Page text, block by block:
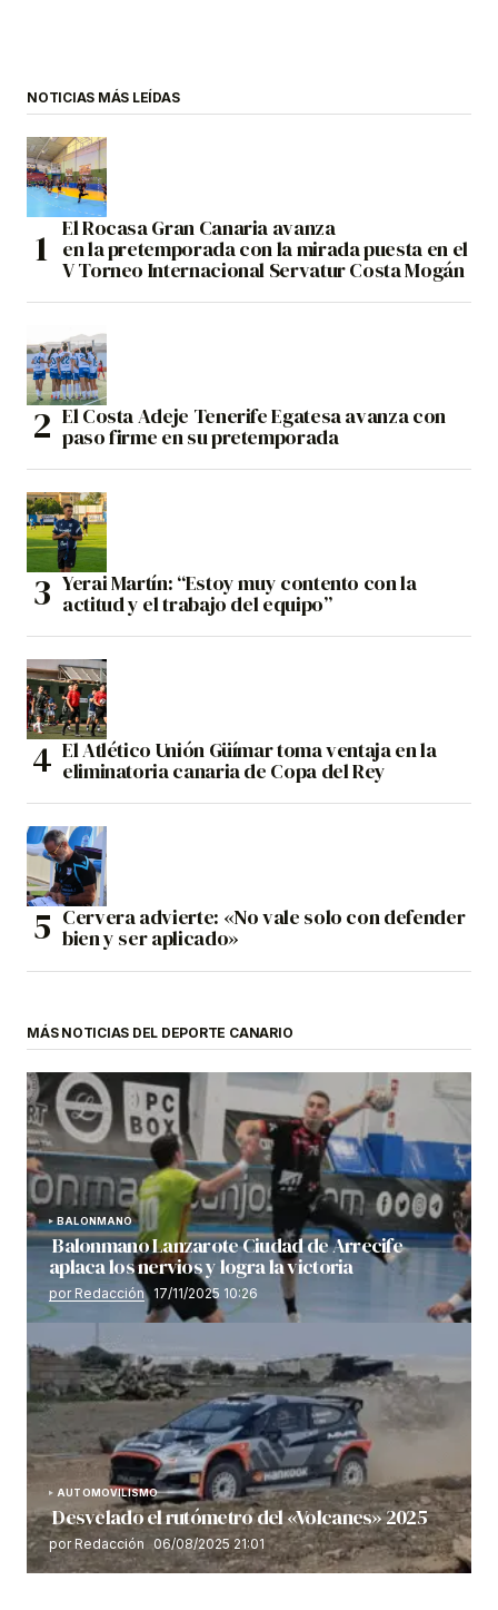
NOTICIAS MÁS LEÍDAS
El Rocasa Gran Canaria avanza
en la pretemporada con la mirada puesta en el
V Torneo Internacional Servatur Costa Mogán
El Costa Adeje Tenerife Egatesa avanza con
paso firme en su pretemporada
Yerai Martín: “Estoy muy contento con la
actitud y el trabajo del equipo”
El Atlético Unión Güímar toma ventaja en la
eliminatoria canaria de Copa del Rey
Cervera advierte: «No vale solo con defender
bien y ser aplicado»
MÁS NOTICIAS DEL DEPORTE CANARIO
BALONMANO
Balonmano Lanzarote Ciudad de Arrecife
aplaca los nervios y logra la victoria
por Redacción 17/11/2025 10:26
AUTOMOVILISMO
Desvelado el rutómetro del «Volcanes» 2025
por Redacción 06/08/2025 21:01